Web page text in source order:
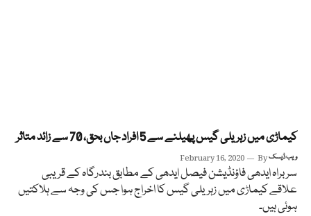
کیماڑی میں زہریلی گیس پھیلنے سے 5 افراد جاں بحق، 70 سے زائد متاثر
February 16, 2020 Byویب ڈیسک
سربراہ ایدھی فاؤنڈیشن فیصل ایدھی کے مطابق بندرگاہ کے قریبی
علاقے کیماڑی میں زہریلی گیس کا اخراج ہوا جس کی وجہ سے ہلاکتیں
ہوئی ہیں۔